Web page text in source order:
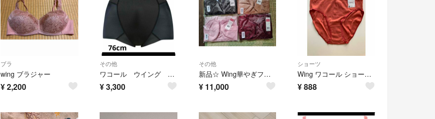
ブラ
wing ブラジャー
¥2,200
その他
ワコール ウイング ショート ガードル ハミデンヌ 76cm ブラック 新品
¥3,300
その他
新品☆ Wing華やぎフラワーアーチブラトップ 4点セット(Ｌサイズ)
¥ 11,000
ショーツ
Wing ワコール ショーツ EC2400 LLサイズ
¥888